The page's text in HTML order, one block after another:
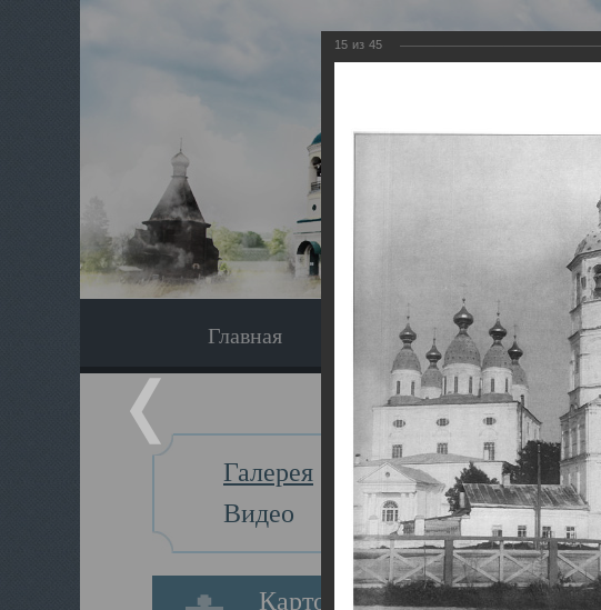
Главная Экскурсия
Галерея
Видео
Картотека
Главная
15 из 45